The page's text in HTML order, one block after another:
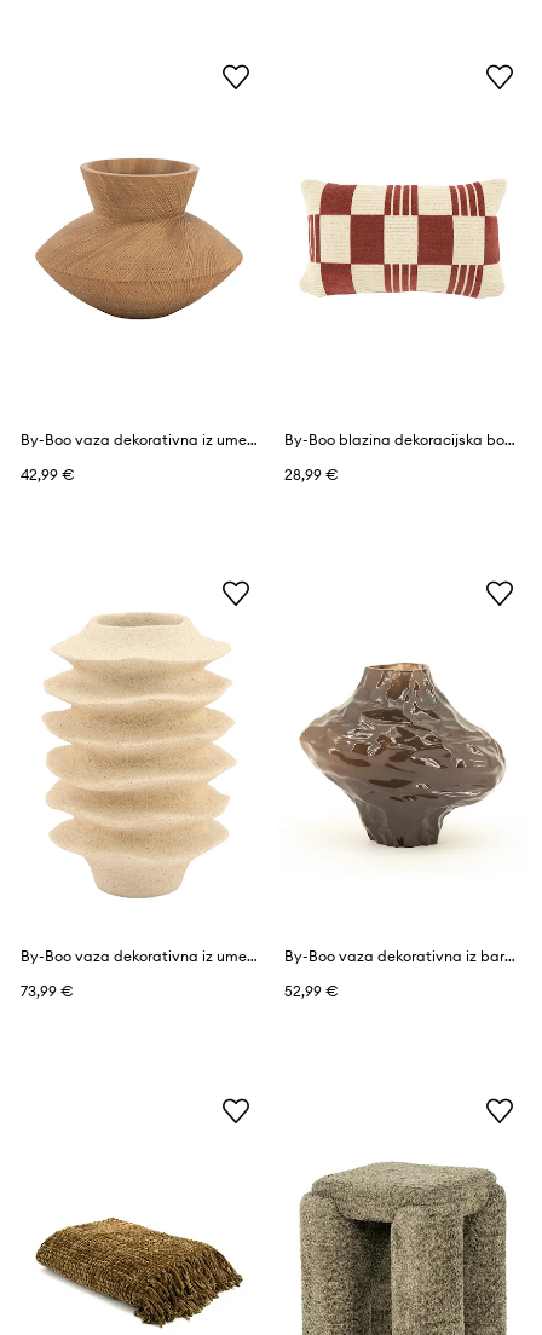
By-Boo vaza dekorativna iz umetne mase 26 x 26 x 18,5 cm
42,99 €
By-Boo blazina dekoracijska bombažna 35 x 55 cm
28,99 €
By-Boo vaza dekorativna iz umetne mase 25,5 x 25,5 x 35,5 cm
73,99 €
By-Boo vaza dekorativna iz barvanega stekla 26,5 x 17 x 22 cm
52,99 €